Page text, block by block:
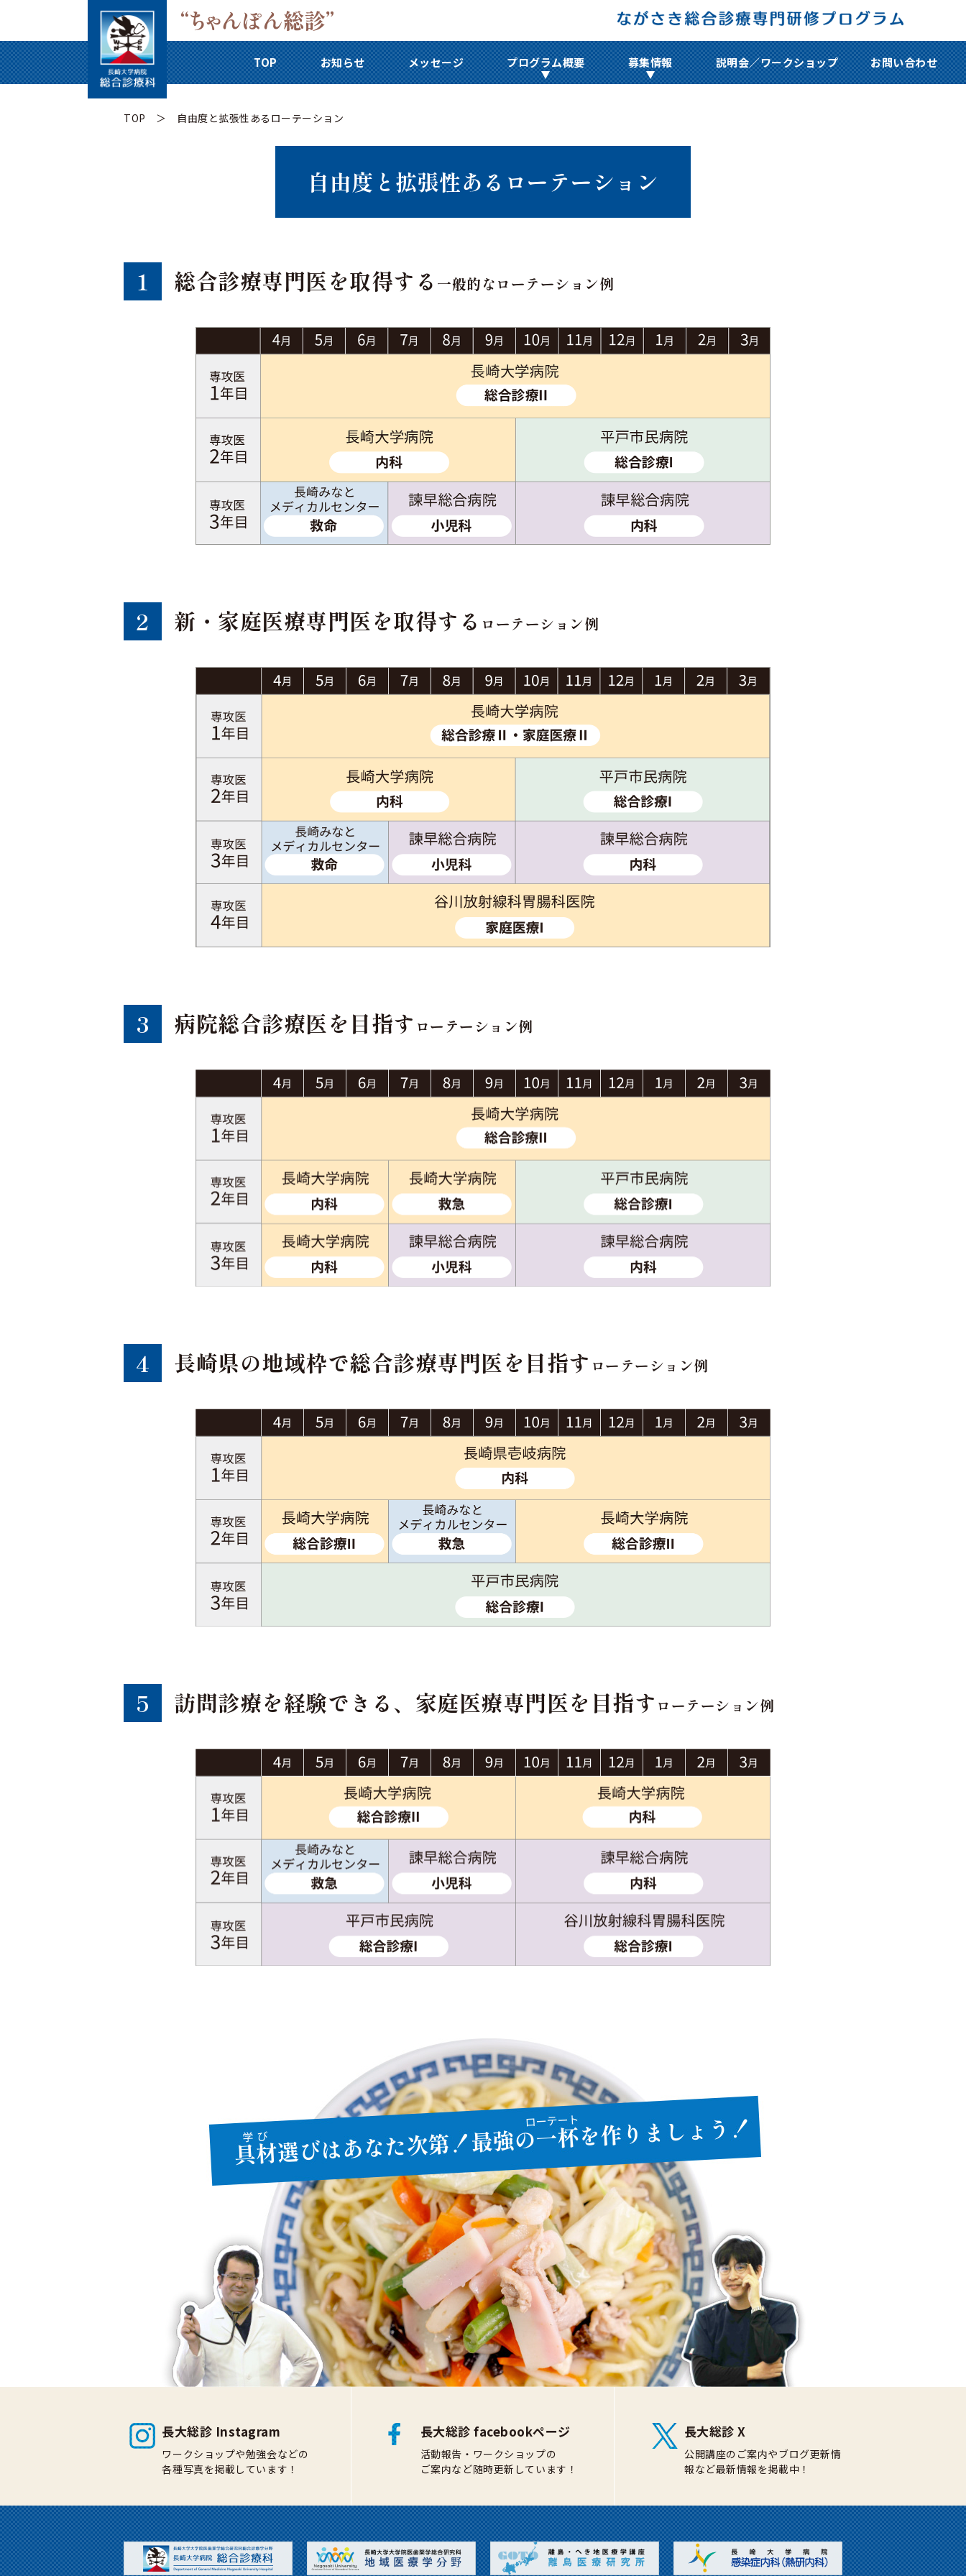
TOP お知らせ メッセージ プログラム概要 募集情報 説明会／ワークショップ お問い合わせ
TOP 自由度と拡張性あるローテーション
自由度と拡張性ある ローテーション
総合診療専門医を取得する 一般的なローテーション例
新・家庭医療専門医を取得する ローテーション例
病院総合診療医を目指す ローテーション例
長崎県の地域枠で総合診療専門医を目指す ローテーション例
訪問診療を経験できる、 家庭医療専門医を目指す ローテーション例
長大総診 Instagram
ワークショップや勉強会などの
各種写真を掲載しています！
長大総診 facebookページ
活動報告・ワークショップの
ご案内など随時更新しています！
長大総診 X
公開講座のご案内やブログ更新情
報など最新情報を掲載中！